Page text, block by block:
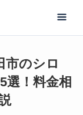
市のシロ
選！料金相